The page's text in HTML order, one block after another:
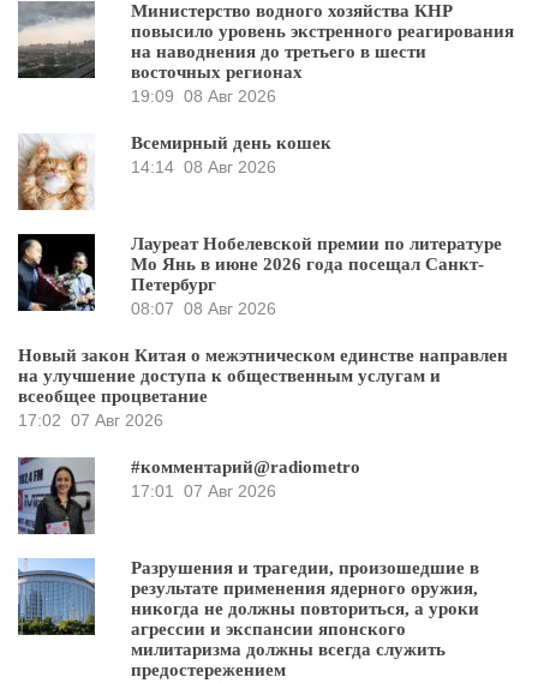
Министерство водного хозяйства КНР
повысило уровень экстренного реагирования
на наводнения до третьего в шести
восточных регионах
19:09 08 Авг 2026
Всемирный день кошек
14:14 08 Авг 2026
Лауреат Нобелевской премии по литературе
Мо Янь в июне 2026 года посещал Санкт-
Петербург
08:07 08 Авг 2026
Новый закон Китая о межэтническом единстве направлен
на улучшение доступа к общественным услугам и
всеобщее процветание
17:02 07 Авг 2026
#комментарий@radiometro
17:01
07 Авг 2026
Разрушения и трагедии, произошедшие в
результате применения ядерного оружия,
никогда не должны повториться, а уроки
агрессии и экспансии японского
милитаризма должны всегда служить
предостережением